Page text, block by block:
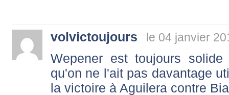
volvictoujours le 04 janvier
Wepener est toujours
qu'on ne l'ait pas davantage
la victoire à Aguilera contre